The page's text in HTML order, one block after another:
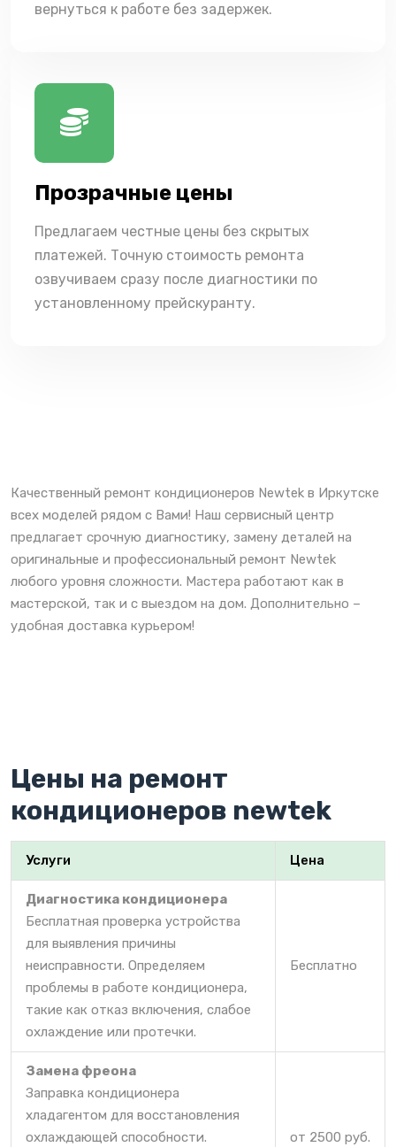
вернуться к работе без задержек.
Прозрачные цены
Предлагаем честные цены без скрытых
платежей. Точную стоимость ремонта
озвучиваем сразу после диагностики по
установленному прейскуранту.
Качественный ремонт кондиционеров Newtek в Иркутске
всех моделей рядом с Вами! Наш сервисный центр
предлагает срочную диагностику, замену деталей на
оригинальные и профессиональный ремонт Newtek
любого уровня сложности. Мастера работают как в
мастерской, так и с выездом на дом. Дополнительно –
удобная доставка курьером!
Цены на ремонт
кондиционеров newtek
Услуги Цена
Диагностика кондиционера
Бесплатная проверка устройства
для выявления причины
неисправности. Определяем
проблемы в работе кондиционера,
такие как отказ включения, слабое
охлаждение или протечки.
Бесплатно
Замена фреона
Заправка кондиционера
хладагентом для восстановления
охлаждающей способности.
от 2500 руб.